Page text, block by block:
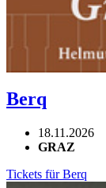
Berq
18.11.2026
GRAZ
Tickets für Berq